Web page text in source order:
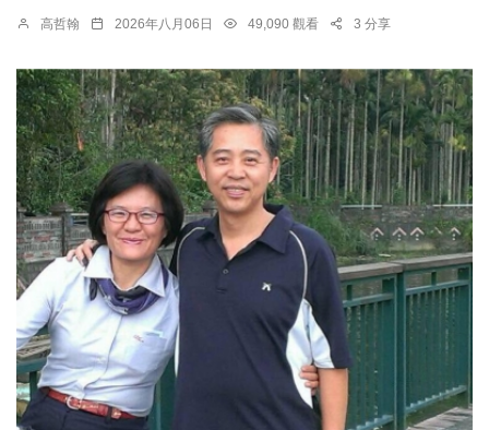
高哲翰 2026年八月06日 49,090 觀看 3 分享